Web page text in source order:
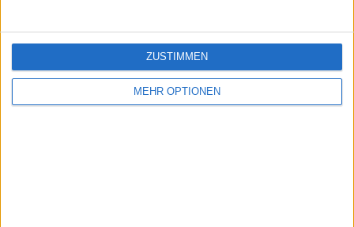
MEHR OPTIONEN
ZUSTIMMEN